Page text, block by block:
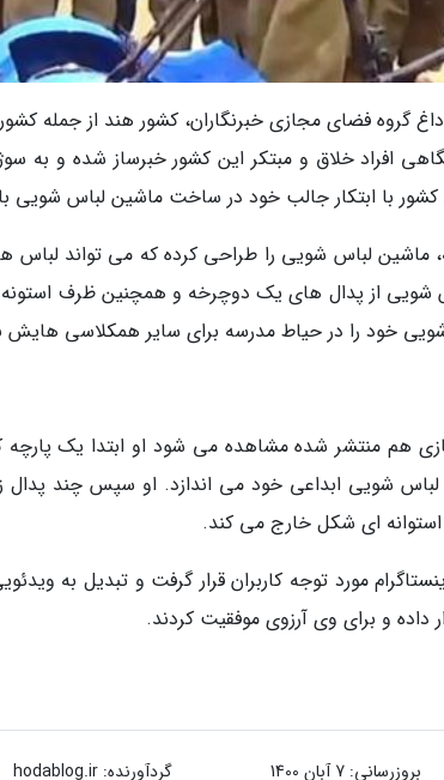
داغ گروه فضای مجازی خبرنگاران، کشور هند از جمله
افراد خلاق و مبتکر این کشور خبرساز شده و به
با ابتکار جالب خود در ساخت ماشین لباس
ماشین لباس شویی را طراحی کرده که می تواند لباس
شویی از پدال های یک دوچرخه و همچنین ظرف
خود را در حیاط مدرسه برای سایر همکلاسی هایش
هم منتشر شده مشاهده می شود او ابتدا یک پارچه
شویی ابداعی خود می اندازد. او سپس چند پدال
ای شکل خارج می کند.
مورد توجه کاربران قرار گرفت و تبدیل به
داده و برای وی آرزوی موفقیت کردند.
بروزرسانی: 7 آبان 1400 گردآورنده:hodablog.ir